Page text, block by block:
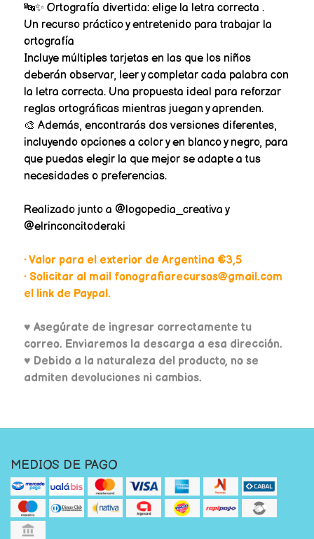
🔤✨ Ortografía divertida: elige la letra correcta .
Un recurso práctico y entretenido para trabajar la
ortografía
Incluye múltiples tarjetas en las que los niños
deberán observar, leer y completar cada palabra con
la letra correcta. Una propuesta ideal para reforzar
reglas ortográficas mientras juegan y aprenden.
🎨 Además, encontrarás dos versiones diferentes,
incluyendo opciones a color y en blanco y negro, para
que puedas elegir la que mejor se adapte a tus
necesidades o preferencias.
Realizado junto a @logopedia_creativa y
@elrinconcitoderaki
• Valor para el exterior de Argentina €3,5
• Solicitar al mail fonografiarecursos@gmail.com
el link de Paypal.
♥ Asegúrate de ingresar correctamente tu
correo. Enviaremos la descarga a esa dirección.
♥ Debido a la naturaleza del producto, no se
admiten devoluciones ni cambios.
MEDIOS DE PAGO